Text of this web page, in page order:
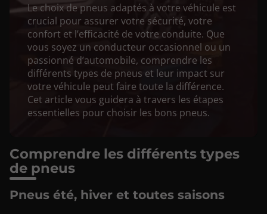
Le choix de pneus adaptés à votre véhicule est
crucial pour assurer votre sécurité, votre
confort et l’efficacité de votre conduite. Que
vous soyez un conducteur occasionnel ou un
passionné d’automobile, comprendre les
différents types de pneus et leur impact sur
votre véhicule peut faire toute la différence.
Cet article vous guidera à travers les étapes
essentielles pour choisir les bons pneus.
Comprendre les différents types
de pneus
Pneus été, hiver et toutes saisons